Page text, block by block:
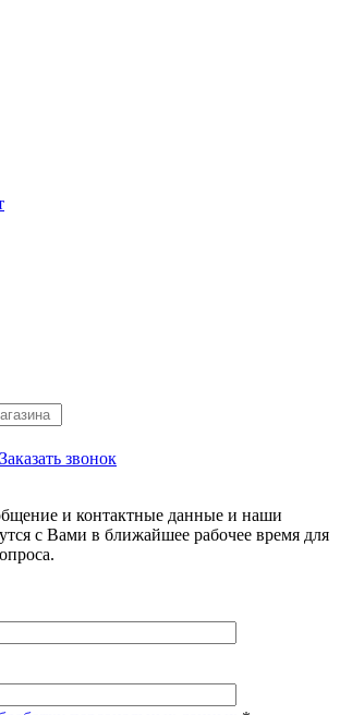
Заказать звонок
и контактные данные и наши
с Вами в ближайшее рабочее время для
банков
части
товары
сегодня только
любого банка